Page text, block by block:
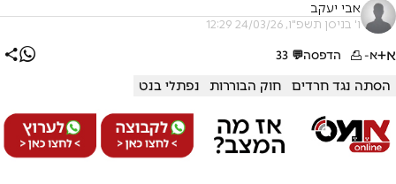
אבי יעקב
ו' בניסן תשפ"ו, 24/03/26 12:29
א+א- הדפסה💬
33
הסתה נגד חרדים חוק הבוררות נפתלי בנט